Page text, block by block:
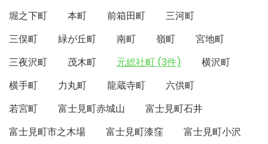
堀之下町
本町 前箱田町
三河町
三俣町
緑が丘町 南町 嶺町
宮地町
三夜沢町
茂木町 元総社町 (3件)
横沢町
横手町
力丸町 龍蔵寺町
六供町
若宮町
富士見町赤城山
富士見町石井
富士見町市之木場
富士見町漆窪 富士見町小沢